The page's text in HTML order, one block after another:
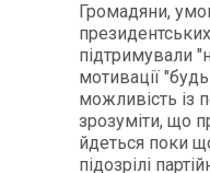
Громадяни,
підтримували
мотивації
можливість із
зрозуміти, що
йдеться поки
підозрілі